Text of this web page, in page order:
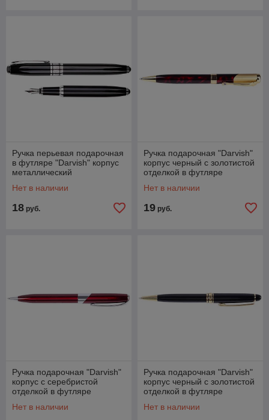
Ручка перьевая подарочная
в футляре "Darvish" корпус
металлический
Нет в наличии
18 руб.
Ручка подарочная "Darvish"
корпус черный с золотистой
отделкой в футляре
Нет в наличии
19 руб.
Ручка подарочная "Darvish"
корпус с серебристой
отделкой в футляре
Нет в наличии
Ручка подарочная "Darvish"
корпус черный с золотистой
отделкой в футляре
Нет в наличии